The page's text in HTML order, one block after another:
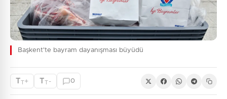
Başkent'te bayram dayanışması büyüdü
TT+ TT - 0